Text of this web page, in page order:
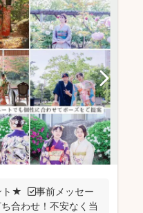
ト★ ☑事前メッセー
合わせ！不安なく当